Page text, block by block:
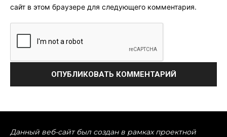
сайт в этом браузере для следующего комментария.
Данный веб-сайт был создан в рамках проектной